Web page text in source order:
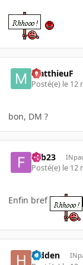
MatthieuF
Posté(e) le 12
bon, DM ?
Fab23
Posté(e) le 12
Enfin bref
hidden